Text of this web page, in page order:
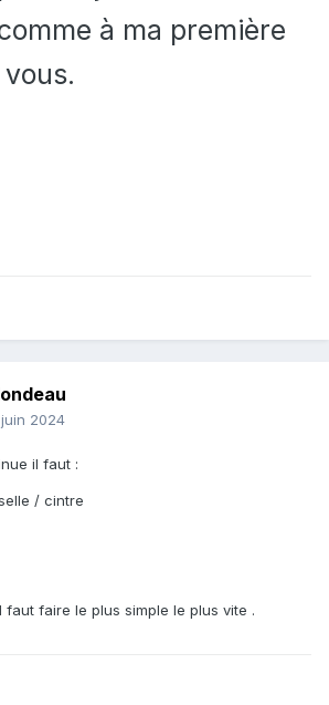
à ma première
2024
il faut :
/ cintre
faut faire le plus simple le plus vite .